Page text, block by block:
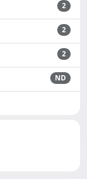
2
2
2
ND